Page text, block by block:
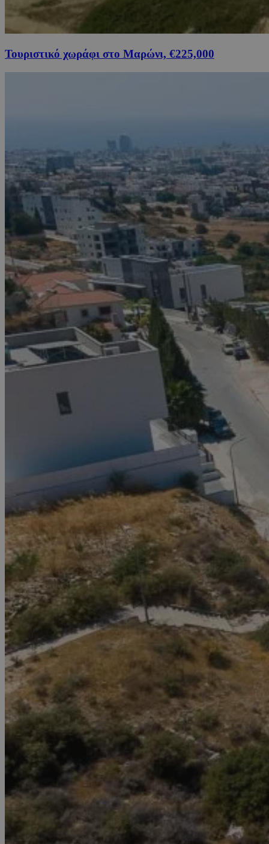
Τουριστικό χωράφι στο Μαρώνι, €225,000